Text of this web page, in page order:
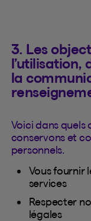
3. Les
l’utilisation,
la
Voici dans quels
conservons et
personnels.
Vous fournir
services
Respecter
légales